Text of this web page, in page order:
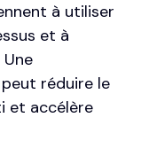
à utiliser
et à
réduire le
et accélère